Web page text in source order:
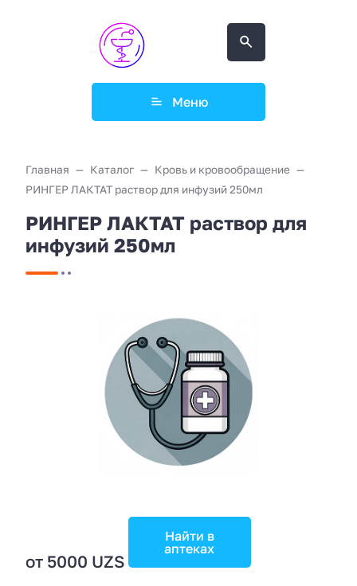
Меню
Главная Каталог
Кровь и кровообращение
РИНГЕР ЛАКТАТ раствор для инфузий 250мл
РИНГЕР ЛАКТАТ раствор для
инфузий 250мл
от 5000 UZS
Найти в
аптеках